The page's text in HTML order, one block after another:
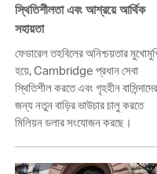
স্থিতিশীলতা এবং আশ্রয়ে আর্থিক
সহায়তা
ফেডারেল তহবিলের অনিশ্চয়তার
হয়ে, Cambridge প্রধান সেবা
স্থিতিশীল করতে এবং গৃহহীন বাসিন্দাদের
জন্য নতুন বাড়ির ভাউচার চালু করতে
মিলিয়ন ডলার সংযোজন করছে।